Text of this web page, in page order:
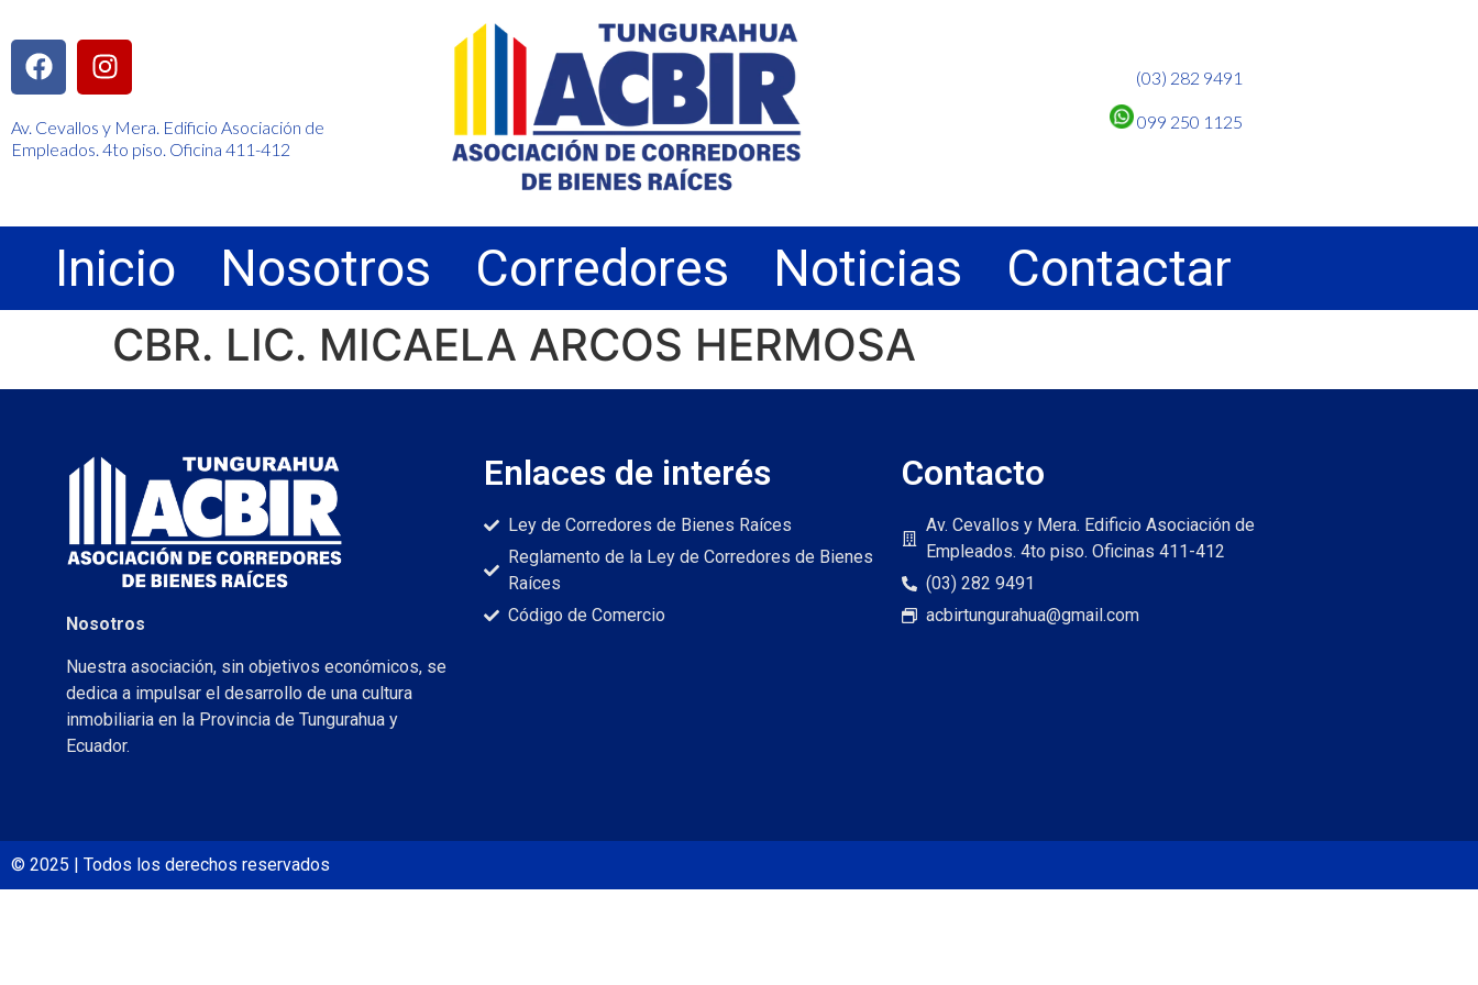
Av. Cevallos y Mera. Edificio Asociación de
Empleados. 4to piso. Oficina 411-412
(03) 282 9491
099 250 1125
Inicio Nosotros Corredores Noticias Contactar
CBR. LIC. MICAELA ARCOS HERMOSA
Nosotros
Nuestra asociación, sin objetivos económicos, se
dedica a impulsar el desarrollo de una cultura
inmobiliaria en la Provincia de Tungurahua y
Ecuador.
Enlaces de interés
Ley de Corredores de Bienes Raíces
Reglamento de la Ley de Corredores de Bienes
Raíces
Código de Comercio
Contacto
Av. Cevallos y Mera. Edificio Asociación de
Empleados. 4to piso. Oficinas 411-412
(03) 282 9491
acbirtungurahua@gmail.com
© 2025 | Todos los derechos reservados